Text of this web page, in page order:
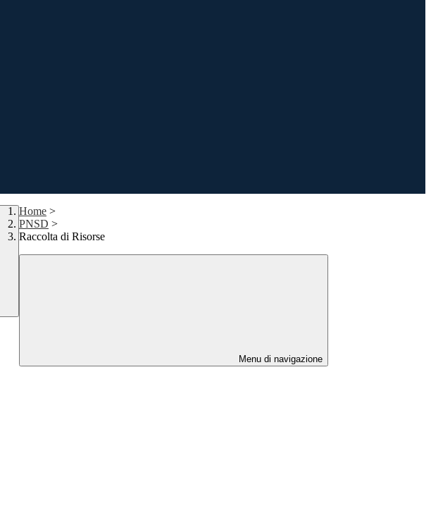
Home >
PNSD >
Raccolta di Risorse
Menu di navigazione